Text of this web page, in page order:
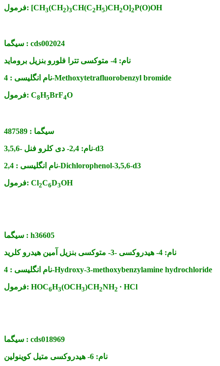
فرمول: [CH3(CH2)3CH(C2H5)CH2O]2P(O)OH
سیگما : cds002024
نام: 4- متوکسی تترا فلورو بنزیل بروماید
نام انگلیسی :4-Methoxytetrafluorobenzyl bromide
فرمول: C8H5BrF4O
سیگما : 487589
نام:2,4- دی کلرو فنل -3,5,6-d3
نام انگلیسی :2,4-Dichlorophenol-3,5,6-d3
فرمول: Cl2C6D3OH
سیگما : h36605
نام: 4- هیدروکسی -3- متوکسی بنزیل آمین هیدرو کلرید
نام انگلیسی :4-Hydroxy-3-methoxybenzylamine hydrochloride
فرمول: HOC6H3(OCH3)CH2NH2 · HCl
سیگما : cds018969
نام: 6- هیدروکسی متیل کوینولین